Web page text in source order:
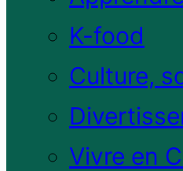
K-food
Culture,
Vivre en